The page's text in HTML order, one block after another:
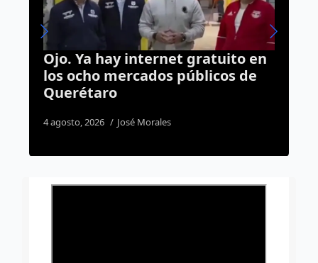
Ya suman 59 diagnósticos de
autismo en Querétaro;
refuerzan la detección